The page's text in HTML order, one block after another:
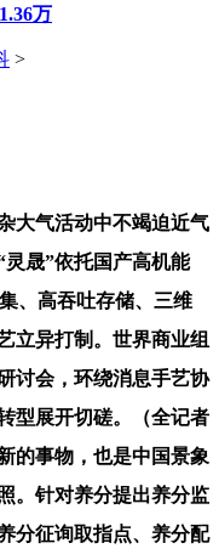
万
>
气活动中不竭迫近气
晟”依托国产高机能
、高吞吐存储、三维
立异打制。世界商业组
讨会，环绕消息手艺协
型展开切磋。（全记者
的事物，也是中国景象
。针对养分提出养分监
分征询取指点、养分配